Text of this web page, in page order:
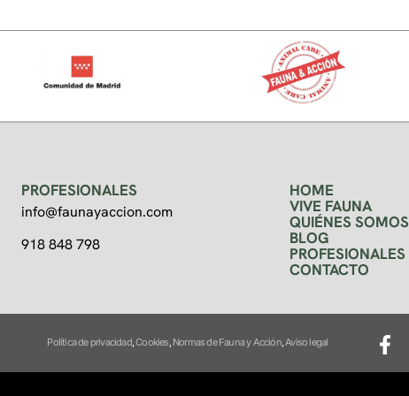
PROFESIONALES
info@faunayaccion.com
918 848 798
HOME
VIVE FAUNA
QUIÉNES SOMOS
BLOG
PROFESIONALES
CONTACTO
Política de privacidad,Cookies, Normas de Fauna y Acción,Aviso legal